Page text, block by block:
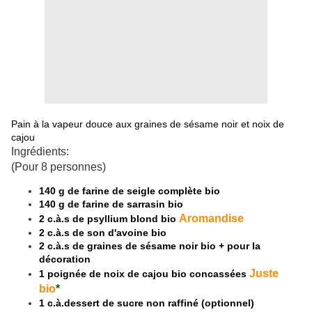
Pain à la vapeur douce aux graines de sésame noir et noix de
cajou
Ingrédients:
(Pour 8 personnes)
140 g de farine de seigle complète bio
140 g de farine de sarrasin bio
2 c.à.s de psyllium blond bio Aromandise
2 c.à.s de son d'avoine bio
2 c.à.s de graines de sésame noir bio + pour la
décoration
1 poignée de noix de cajou bio concassées Juste
bio*
1 c.à.dessert de sucre non raffiné (optionnel)